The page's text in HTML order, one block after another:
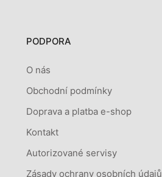
PODPORA
O nás
Obchodní podmínky
Doprava a platba e-shop
Kontakt
Autorizované servisy
Zásady ochrany osobních údajů